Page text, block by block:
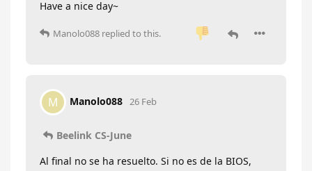
Have a nice day~
Manolo088 replied to this.
M Manolo088 26 Feb
Beelink CS-June
Al final no se ha resuelto. Si no es de la BIOS,